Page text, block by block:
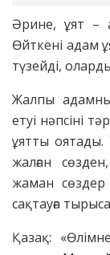
Әрине, ұят –
Өйткені адам
түзейді,
Жалпы
етуі нәпсіні
ұятты оятады.
жалған
жаман сөздер
сақтауға
Қазақ: